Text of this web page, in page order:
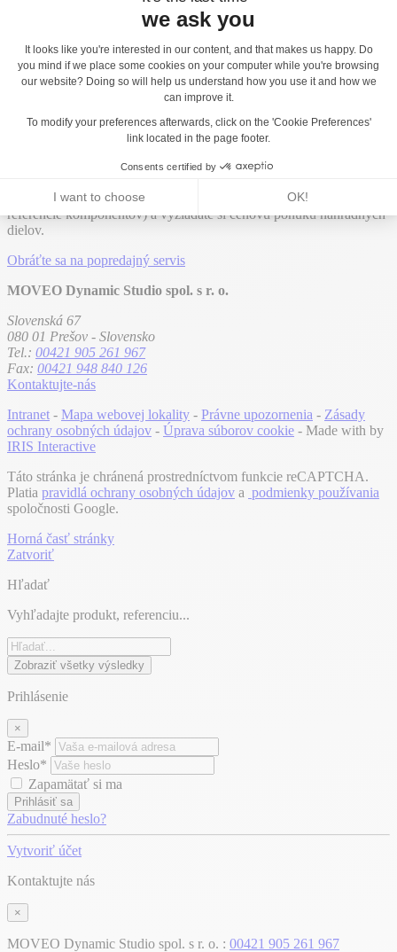
Inovácia a odhodlanie spoločnosti Proludic boli ocenené mnohými
oceneniami: za inšpiratívny dizajn, estetiku a funkčný aspekt
produktov a usporiadanie hracích plôch.
Popredajný servis
Spoločnosť Proludic zaisťuje efektívny popredajný servis vďaka
telefonicky, e-mailom alebo prostredníctvom tejto webovej stránky.
informáciám o produkte (návod na montáž, osvedčenia o zhode a
referencie komponentov) a vyžiadate si cenovú ponuku náhradných
dielov.
Obráťte sa na popredajný servis
MOVEO Dynamic Studio spol. s r. o.
Slovenská 67
080 01 Prešov - Slovensko
Tel.: 00421 905 261 967
Fax: 00421 948 840 126
Kontaktujte-nás
Intranet - Mapa webovej lokality - Právne upozornenia - Zásady
ochrany osobných údajov - Úprava súborov cookie - Made with by
IRIS Interactive
Táto stránka je chránená prostredníctvom funkcie reCAPTCHA.
Platia pravidlá ochrany osobných údajov a podmienky používania
spoločnosti Google.
Horná časť stránky
Zatvoriť
Hľadať
Vyhľadajte produkt, referenciu...
Zobraziť všetky výsledky
Prihlásenie
×
E-mail*
Heslo*
Zapamätať si ma
Prihlásiť sa
Zabudnuté heslo?
Vytvoriť účet
Kontaktujte nás
×
MOVEO Dynamic Studio spol. s r. o. : 00421 905 261 967